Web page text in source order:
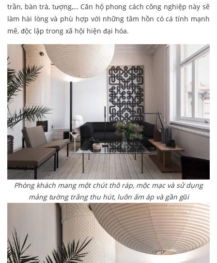
trần, bàn trà, tượng,… Căn hộ phong cách công nghiệp này sẽ
làm hài lòng và phù hợp với những tâm hồn có cá tính mạnh
mẽ, độc lập trong xã hội hiện đại hóa.
Phòng khách mang một chút thô ráp, mộc mạc và sử dụng
mảng tường trắng thu hút, luôn ấm áp và gần gũi